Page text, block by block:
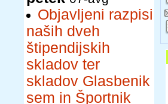
Objavljeni razpisi
naših dveh
štipendijskih
skladov ter
skladov Glasbenik
sem in Športnik